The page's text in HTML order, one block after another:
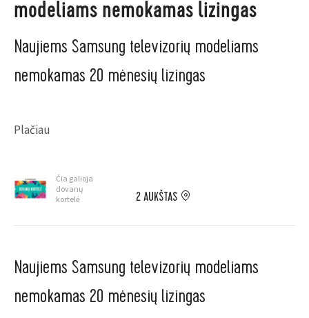
modeliams nemokamas lizingas
Naujiems Samsung televizorių modeliams
nemokamas 20 mėnesių lizingas
Plačiau
Čia galioja
dovanų
kortelė
2 AUKŠTAS
Naujiems Samsung televizorių modeliams
nemokamas 20 mėnesių lizingas